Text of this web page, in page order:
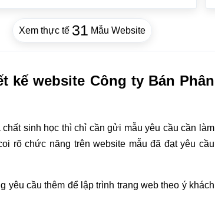
Xem thực tế 31 Mẫu Website
kế website Công ty Bán Phân
sinh học thì chỉ cần gửi mẫu yêu cầu cần làm
rõ chức năng trên website mẫu đã đạt yêu cầu
cầu thêm để lập trình trang web theo ý khách